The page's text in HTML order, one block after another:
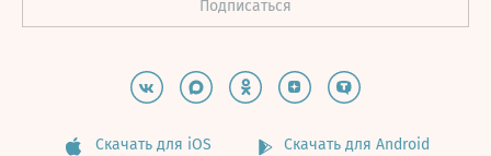
Скачать для iOS Скачать для Android